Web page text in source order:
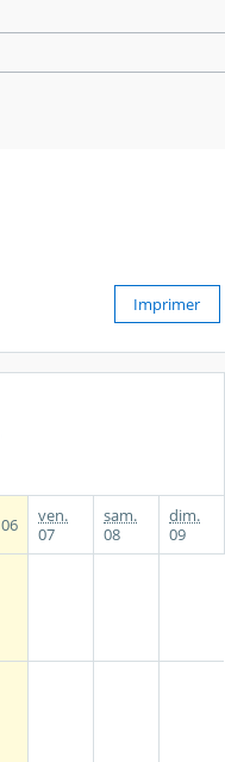
Imprimer
06
ven.
07
sam.
08
dim.
09